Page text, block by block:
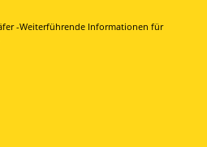
-Weiterführende Informationen für